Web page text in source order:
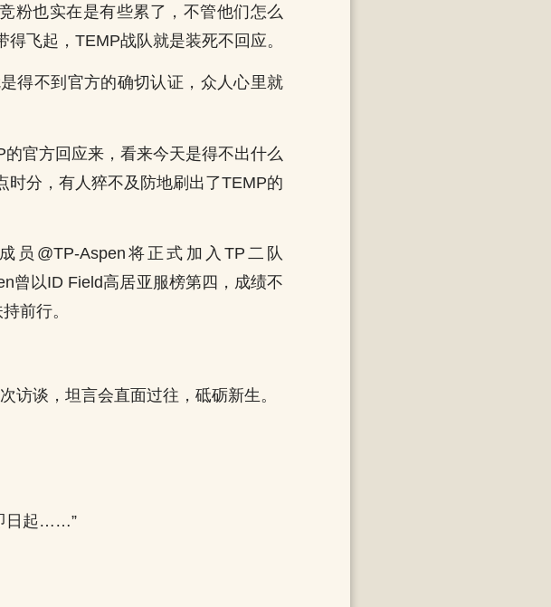
粉也实在是有些累了，不管他们怎么
飞起，TEMP战队就是装死不回应。
得不到官方的确切认证，众人心里就
官方回应来，看来今天是得不出什么
分，有人猝不及防地刷出了TEMP的
员@TP-Aspen将正式加入TP二队
曾以ID Field高居亚服榜第四，成绩不
前行。
访谈，坦言会直面过往，砥砺新生。
日起……”